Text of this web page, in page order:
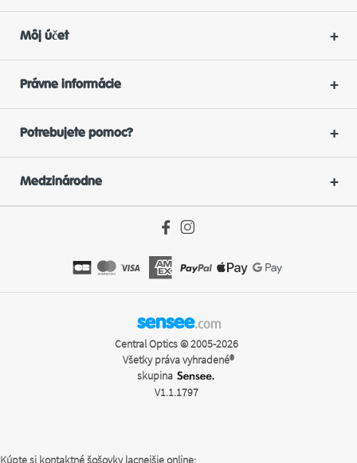
Môj účet
Právne informácie
Potrebujete pomoc?
Medzinárodne
sensee.com
Central Optics © 2005-2026
Všetky práva vyhradené®
skupina
V1.1.1797
Kúpte si kontaktné šošovky lacnejšie online: